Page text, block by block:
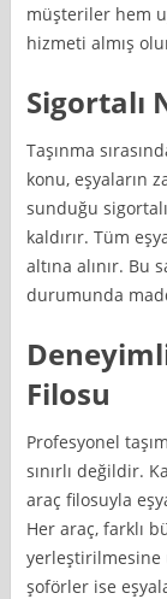
müşteriler hem
hizmeti almış
Sigortalı
Taşınma
konu, eşyaların
sunduğu
kaldırır. Tüm
altına alınır. Bu
durumunda
Filosu
Profesyonel
sınırlı değildir.
araç filosuyla
Her araç, farklı
yerleştirilmesine
şoförler ise